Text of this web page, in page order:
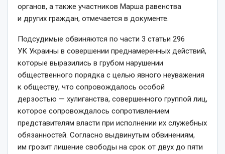
органов, а также участников Марша равенства
и других граждан, отмечается в документе.
Подсудимые обвиняются по части 3 статьи 296
УК Украины в совершении преднамеренных действий,
которые выразились в грубом нарушении
общественного порядка с целью явного неуважения
к обществу, что сопровождалось особой
дерзостью — хулиганства, совершенного группой лиц,
которое сопровождалось сопротивлением
представителям власти при исполнении их служебных
обязанностей. Согласно выдвинутым обвинениям,
им грозит лишение свободы на срок от двух до пяти